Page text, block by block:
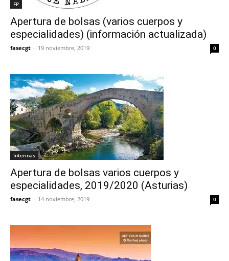
FP
Apertura de bolsas (varios cuerpos y
especialidades) (información actualizada)
fasecgt - 19 noviembre, 2019 0
Interinas
Apertura de bolsas varios cuerpos y
especialidades, 2019/2020 (Asturias)
fasecgt - 14 noviembre, 2019 0